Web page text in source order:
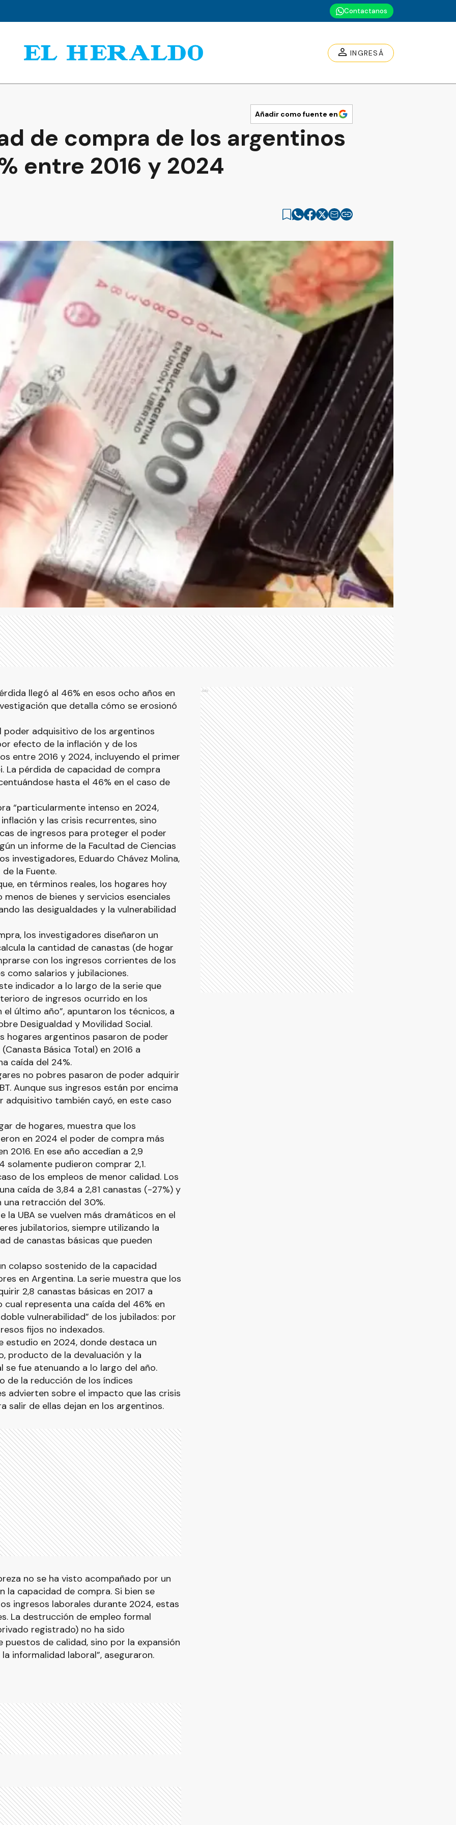
Contactanos
INGRESÁ
Añadir como fuente en
de compra de los argentinos
entre 2016 y 2024
llegó al 46% en esos ocho años en
que detalla cómo se erosionó
poder adquisitivo de los argentinos
efecto de la inflación y de los
entre 2016 y 2024, incluyendo el primer
La pérdida de capacidad de compra
hasta el 46% en el caso de
“particularmente intenso en 2024,
y las crisis recurrentes, sino
de ingresos para proteger el poder
un informe de la Facultad de Ciencias
investigadores, Eduardo Chávez Molina,
la Fuente.
en términos reales, los hogares hoy
de bienes y servicios esenciales
las desigualdades y la vulnerabilidad
los investigadores diseñaron un
la cantidad de canastas (de hogar
con los ingresos corrientes de los
como salarios y jubilaciones.
indicador a lo largo de la serie que
de ingresos ocurrido en los
último año”, apuntaron los técnicos, a
Desigualdad y Movilidad Social.
hogares argentinos pasaron de poder
Básica Total) en 2016 a
caída del 24%.
no pobres pasaron de poder adquirir
Aunque sus ingresos están por encima
adquisitivo también cayó, en este caso
de hogares, muestra que los
en 2024 el poder de compra más
2016. En ese año accedían a 2,9
solamente pudieron comprar 2,1.
de los empleos de menor calidad. Los
caída de 3,84 a 2,81 canastas (-27%) y
una retracción del 30%.
la UBA se vuelven más dramáticos en el
jubilatorios, siempre utilizando la
de canastas básicas que pueden
colapso sostenido de la capacidad
en Argentina. La serie muestra que los
2,8 canastas básicas en 2017 a
cual representa una caída del 46% en
vulnerabilidad” de los jubilados: por
fijos no indexados.
estudio en 2024, donde destaca un
producto de la devaluación y la
se fue atenuando a lo largo del año.
de la reducción de los índices
advierten sobre el impacto que las crisis
salir de ellas dejan en los argentinos.
no se ha visto acompañado por un
la capacidad de compra. Si bien se
ingresos laborales durante 2024, estas
La destrucción de empleo formal
registrado) no ha sido
de calidad, sino por la expansión
informalidad laboral”, aseguraron.
Ads